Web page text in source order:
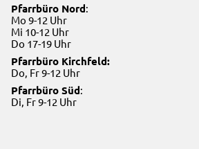
Pfarrbüro Nord:
Mo 9-12 Uhr
Mi 10-12 Uhr
Do 17-19 Uhr
Pfarrbüro Kirchfeld:
Do, Fr 9-12 Uhr
Pfarrbüro Süd:
Di, Fr 9-12 Uhr